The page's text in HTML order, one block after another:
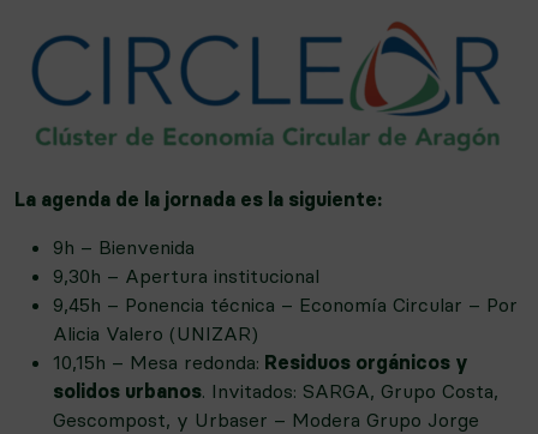
La agenda de la jornada es la siguiente:
9h – Bienvenida
9,30h – Apertura institucional
9,45h – Ponencia técnica – Economía Circular – Por
Alicia Valero (UNIZAR)
10,15h – Mesa redonda: Residuos orgánicos y
solidos urbanos. Invitados: SARGA, Grupo Costa,
Gescompost, y Urbaser – Modera Grupo Jorge